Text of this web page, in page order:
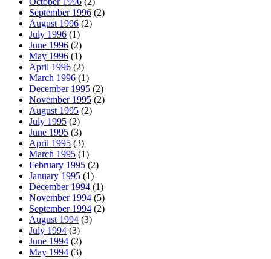
September 1996 (2)
August 1996 (2)
July 1996 (1)
June 1996 (2)
May 1996 (1)
April 1996 (2)
March 1996 (1)
December 1995 (2)
November 1995 (2)
August 1995 (2)
July 1995 (2)
June 1995 (3)
April 1995 (3)
March 1995 (1)
February 1995 (2)
January 1995 (1)
December 1994 (1)
November 1994 (5)
September 1994 (2)
August 1994 (3)
July 1994 (3)
June 1994 (2)
May 1994 (3)